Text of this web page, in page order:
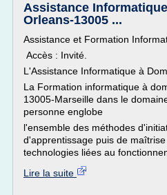
Assistance
Orleans-13005 ...
Assistance et Formation
Accès : Invité.
L'Assistance Informatique à
La Formation informatique à
13005-Marseille dans le
personne englobe
l'ensemble des méthodes
d'apprentissage puis de
technologies liées au
Lire la suite